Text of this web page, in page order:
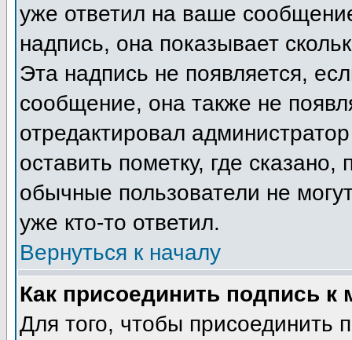
уже ответил на ваше
надпись, она показывает
Эта надпись не появляется,
сообщение, она также не
отредактировал
оставить пометку, где
обычные пользователи не
уже кто-то ответил.
Вернуться к началу
Как присоединить подпись
Для того, чтобы присоединить